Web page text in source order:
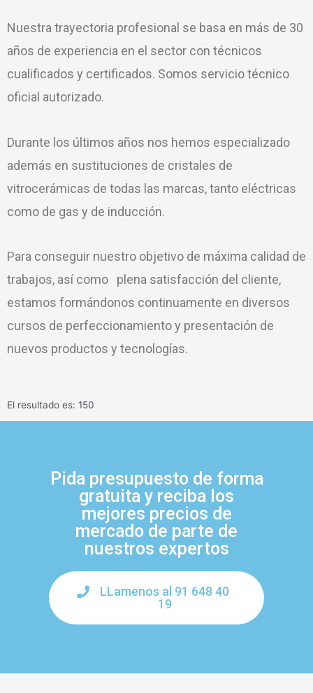
Nuestra trayectoria profesional se basa en más de 30
años de experiencia en el sector con técnicos
cualificados y certificados. Somos servicio técnico
oficial autorizado.
Durante los últimos años nos hemos especializado
además en sustituciones de cristales de
vitrocerámicas de todas las marcas, tanto eléctricas
como de gas y de inducción.
Para conseguir nuestro objetivo de máxima calidad de
trabajos, así como plena satisfacción del cliente,
estamos formándonos continuamente en diversos
cursos de perfeccionamiento y presentación de
nuevos productos y tecnologías.
El resultado es: 150
Pida presupuesto de forma
gratuita y reciba los
mejores precios de
mercado de parte de
nuestros expertos
LLamenos al 91 648 40
19